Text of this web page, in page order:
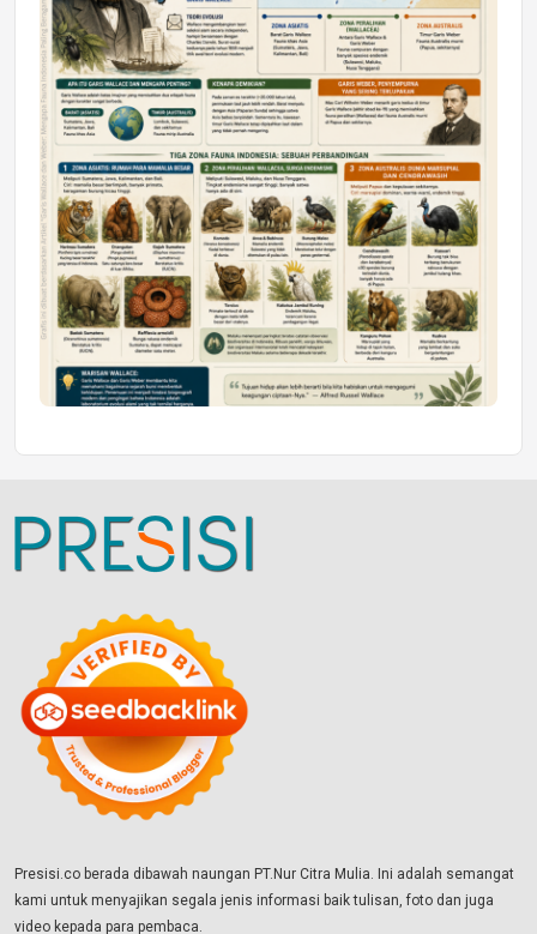
Presisi.co berada dibawah naungan PT.Nur Citra Mulia. Ini adalah semangat
kami untuk menyajikan segala jenis informasi baik tulisan, foto dan juga
video kepada para pembaca.